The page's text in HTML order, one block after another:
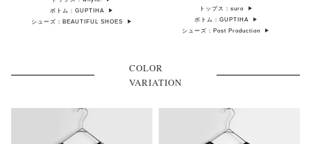
ボトム：GUPTIHA
シューズ：BEAUTIFUL SHOES
トップス：suro
ボトム：GUPTIHA
シューズ：Post Production
COLOR
VARIATION